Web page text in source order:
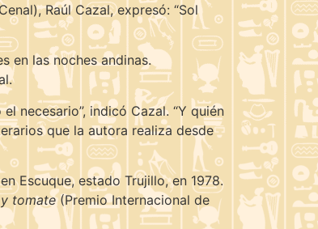
Raúl Cazal, expresó: “Sol
en las noches andinas.
necesario”, indicó Cazal. “Y quién
que la autora realiza desde
Escuque, estado Trujillo, en 1978.
tomate(Premio Internacional de